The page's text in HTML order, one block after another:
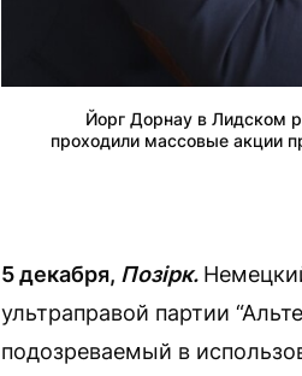
Йорг Дорнау в Лидском
проходили массовые акции
5 декабря, Позірк.
ультраправой партии
подозреваемый в